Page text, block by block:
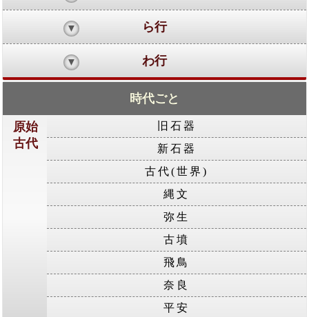
ら行
わ行
時代ごと
原始
古代
旧石器
新石器
古代(世界)
縄文
弥生
古墳
飛鳥
奈良
平安